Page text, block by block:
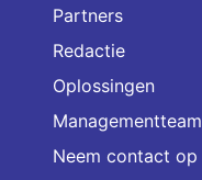
Partners
Redactie
Oplossingen
Managementteam
Neem contact op